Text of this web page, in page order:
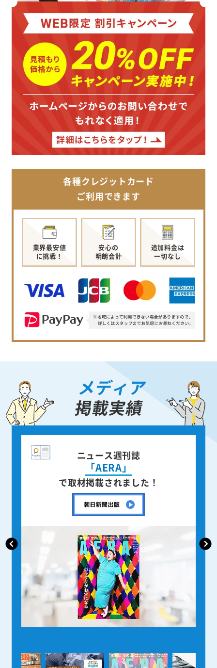
各種クレジットカード
ご利用できます
業界最安値
に挑戦！
安心の
明朗会計
追加料金は
一切なし
メディア
掲載実績
全国紙新聞
「朝日新聞」
で取材掲載されました！